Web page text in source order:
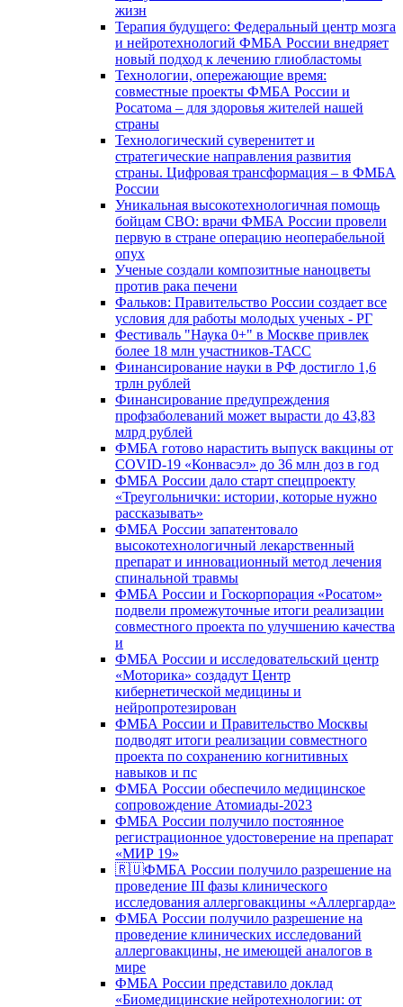
жизн
Терапия будущего: Федеральный центр мозга
и нейротехнологий ФМБА России внедряет
новый подход к лечению глиобластомы
Технологии, опережающие время:
совместные проекты ФМБА России и
Росатома – для здоровья жителей нашей
страны
Технологический суверенитет и
стратегические направления развития
страны. Цифровая трансформация – в ФМБА
России
Уникальная высокотехнологичная помощь
бойцам СВО: врачи ФМБА России провели
первую в стране операцию неоперабельной
опух
Ученые создали композитные наноцветы
против рака печени
Фальков: Правительство России создает все
условия для работы молодых ученых - РГ
Фестиваль "Наука 0+" в Москве привлек
более 18 млн участников-ТАСС
Финансирование науки в РФ достигло 1,6
трлн рублей
Финансирование предупреждения
профзаболеваний может вырасти до 43,83
млрд рублей
ФМБА готово нарастить выпуск вакцины от
COVID-19 «Конвасэл» до 36 млн доз в год
ФМБА России дало старт спецпроекту
«Треугольнички: истории, которые нужно
рассказывать»
ФМБА России запатентовало
высокотехнологичный лекарственный
препарат и инновационный метод лечения
спинальной травмы
ФМБА России и Госкорпорация «Росатом»
подвели промежуточные итоги реализации
совместного проекта по улучшению качества
и
ФМБА России и исследовательский центр
«Моторика» создадут Центр
кибернетической медицины и
нейропротезирован
ФМБА России и Правительство Москвы
подводят итоги реализации совместного
проекта по сохранению когнитивных
навыков и пс
ФМБА России обеспечило медицинское
сопровождение Атомиады-2023
ФМБА России получило постоянное
регистрационное удостоверение на препарат
«МИР 19»
🇷🇺ФМБА России получило разрешение на
проведение III фазы клинического
исследования аллерговакцины «Аллергарда»
ФМБА России получило разрешение на
проведение клинических исследований
аллерговакцины, не имеющей аналогов в
мире
ФМБА России представило доклад
«Биомедицинские нейротехнологии: от